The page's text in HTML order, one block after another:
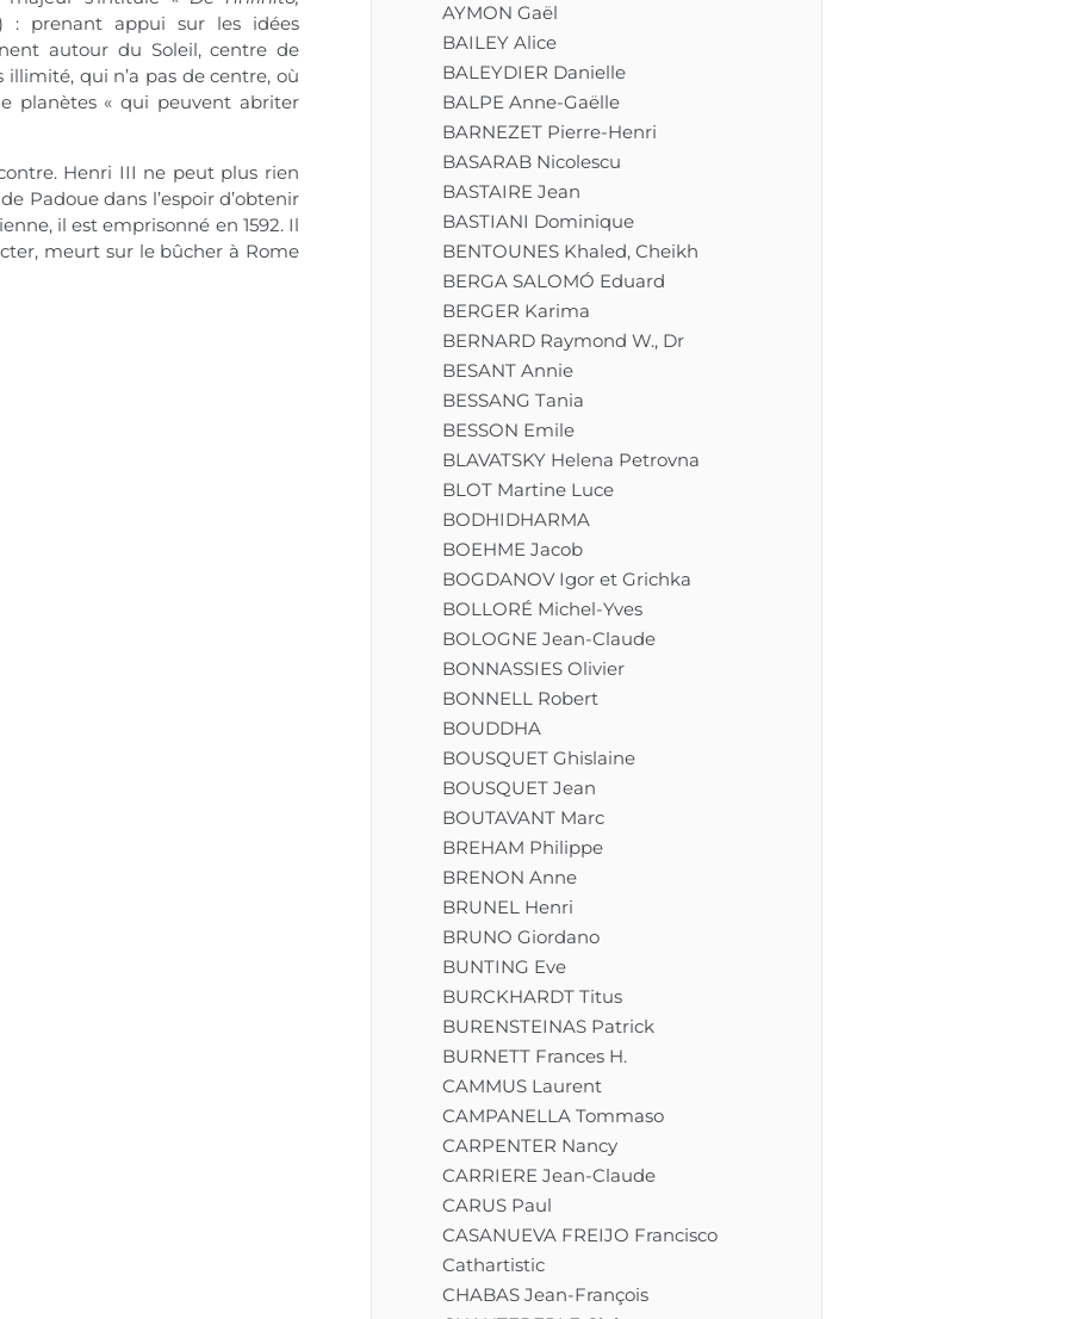
: prenant appui sur les idées
autour du Soleil, centre de
qui n’a pas de centre, où
planètes « qui peuvent abriter
Henri III ne peut plus rien
Padoue dans l’espoir d’obtenir
il est emprisonné en 1592. Il
meurt sur le bûcher à Rome
AYMON Gaël
BAILEY Alice
BALEYDIER Danielle
BALPE Anne-Gaëlle
BARNEZET Pierre-Henri
BASARAB Nicolescu
BASTAIRE Jean
BASTIANI Dominique
BENTOUNES Khaled, Cheikh
BERGA SALOMÓ Eduard
BERGER Karima
BERNARD Raymond W., Dr
BESANT Annie
BESSANG Tania
BESSON Emile
BLAVATSKY Helena Petrovna
BLOT Martine Luce
BODHIDHARMA
BOEHME Jacob
BOGDANOV Igor et Grichka
BOLLORÉ Michel-Yves
BOLOGNE Jean-Claude
BONNASSIES Olivier
BONNELL Robert
BOUDDHA
BOUSQUET Ghislaine
BOUSQUET Jean
BOUTAVANT Marc
BREHAM Philippe
BRENON Anne
BRUNEL Henri
BRUNO Giordano
BUNTING Eve
BURCKHARDT Titus
BURENSTEINAS Patrick
BURNETT Frances H.
CAMMUS Laurent
CAMPANELLA Tommaso
CARPENTER Nancy
CARRIERE Jean-Claude
CARUS Paul
CASANUEVA FREIJO Francisco
Cathartistic
CHABAS Jean-François